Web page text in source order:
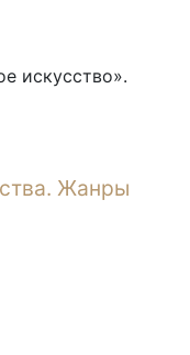
искусство».
Жанры